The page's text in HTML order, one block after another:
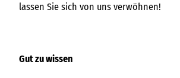
lassen Sie sich von uns verwöhnen!
Gut zu wissen